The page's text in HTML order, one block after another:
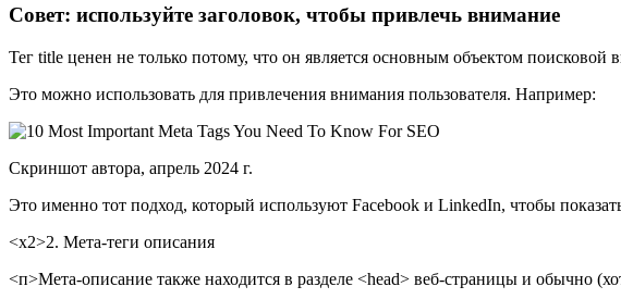
Совет: используйте заголовок, чтобы привлечь внимание
Тег title ценен не только потому, что он является основным объектом
Это можно использовать для привлечения внимания пользователя. Например:
Скриншот автора, апрель 2024 г.
Это именно тот подход, который используют Facebook и LinkedIn, чтобы
<х2>2. Мета-теги описания
<п>Мета-описание также находится в разделе <head> веб-страницы и обычно